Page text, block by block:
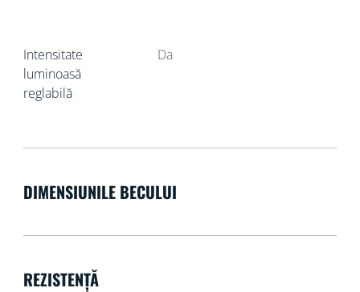
Intensitate
luminoasă
reglabilă
Da
DIMENSIUNILE BECULUI
REZISTENȚĂ